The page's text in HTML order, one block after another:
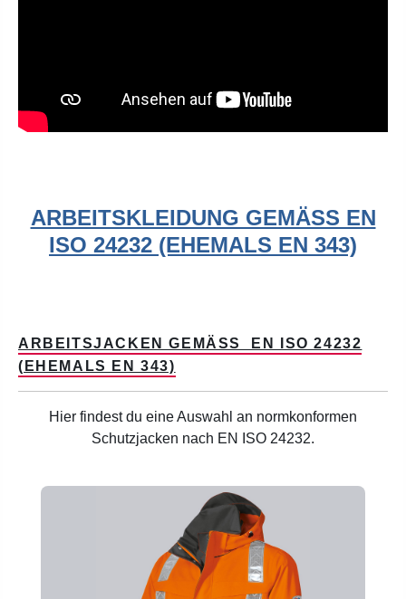
ARBEITSKLEIDUNG GEMÄSS EN I
SO 24232 (EHEMALS EN 343)
ARBEITSJACKEN GEMÄSS EN ISO 24232 (
EHEMALS EN 343)
Hier findest du eine Auswahl an normkonformen
Schutzjacken nach EN ISO 24232.
Produktgalerie überspringen